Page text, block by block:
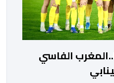
الفاسي